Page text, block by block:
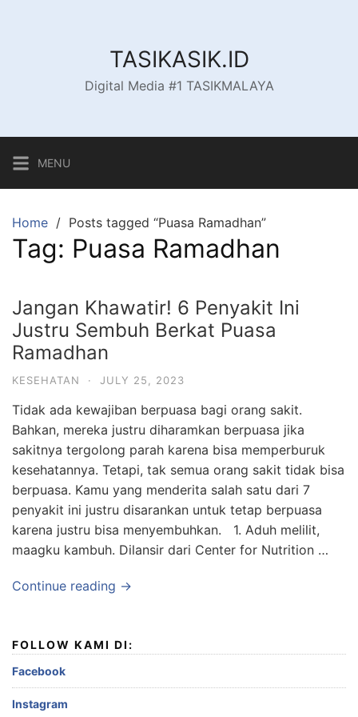
TASIKASIK.ID
Digital Media #1 TASIKMALAYA
MENU
Home Posts tagged “Puasa Ramadhan”
Tag: Puasa Ramadhan
Jangan Khawatir! 6 Penyakit Ini
Justru Sembuh Berkat Puasa
Ramadhan
KESEHATAN · JULY 25, 2023
Tidak ada kewajiban berpuasa bagi orang sakit.
Bahkan, mereka justru diharamkan berpuasa jika
sakitnya tergolong parah karena bisa memperburuk
kesehatannya. Tetapi, tak semua orang sakit tidak bisa
berpuasa. Kamu yang menderita salah satu dari 7
penyakit ini justru disarankan untuk tetap berpuasa
karena justru bisa menyembuhkan. 1. Aduh melilit,
maagku kambuh. Dilansir dari Center for Nutrition …
Continue reading →
FOLLOW KAMI DI:
Facebook
Instagram